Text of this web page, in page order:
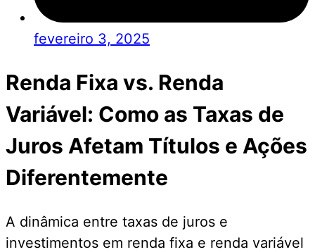
fevereiro 3, 2025
Renda Fixa vs. Renda
Variável: Como as Taxas de
Juros Afetam Títulos e Ações
Diferentemente
A dinâmica entre taxas de juros e
investimentos em renda fixa e renda variável